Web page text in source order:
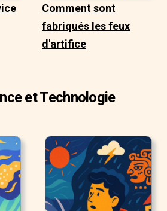
Comment sont
fabriqués les feux
d'artifice
et Technologie